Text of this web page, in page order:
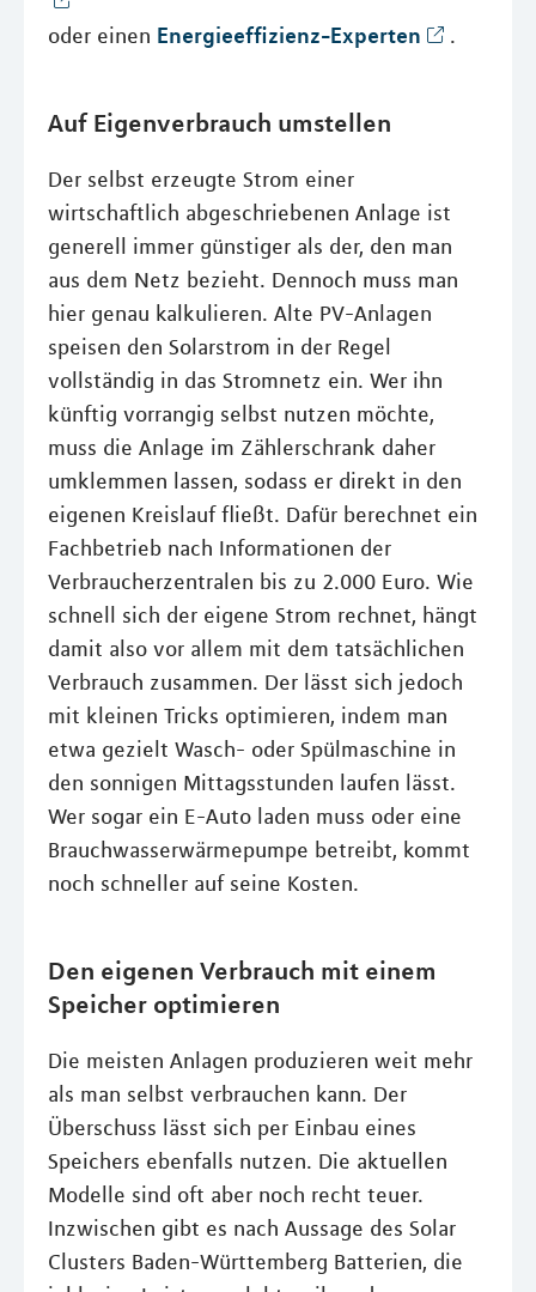
oder einen Energieeffizienz-Experten .
Auf Eigenverbrauch umstellen
Der selbst erzeugte Strom einer
wirtschaftlich abgeschriebenen Anlage ist
generell immer günstiger als der, den man
aus dem Netz bezieht. Dennoch muss man
hier genau kalkulieren. Alte PV-Anlagen
speisen den Solarstrom in der Regel
vollständig in das Stromnetz ein. Wer ihn
künftig vorrangig selbst nutzen möchte,
muss die Anlage im Zählerschrank daher
umklemmen lassen, sodass er direkt in den
eigenen Kreislauf fließt. Dafür berechnet ein
Fachbetrieb nach Informationen der
Verbraucherzentralen bis zu 2.000 Euro. Wie
schnell sich der eigene Strom rechnet, hängt
damit also vor allem mit dem tatsächlichen
Verbrauch zusammen. Der lässt sich jedoch
mit kleinen Tricks optimieren, indem man
etwa gezielt Wasch- oder Spülmaschine in
den sonnigen Mittagsstunden laufen lässt.
Wer sogar ein E-Auto laden muss oder eine
Brauchwasserwärmepumpe betreibt, kommt
noch schneller auf seine Kosten.
Den eigenen Verbrauch mit einem
Speicher optimieren
Die meisten Anlagen produzieren weit mehr
als man selbst verbrauchen kann. Der
Überschuss lässt sich per Einbau eines
Speichers ebenfalls nutzen. Die aktuellen
Modelle sind oft aber noch recht teuer.
Inzwischen gibt es nach Aussage des Solar
Clusters Baden-Württemberg Batterien, die